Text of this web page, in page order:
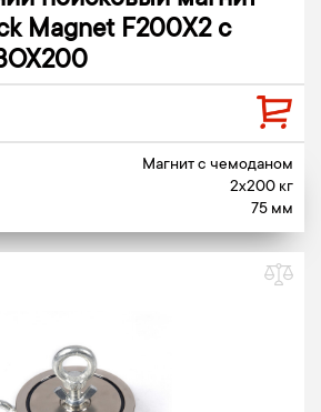
Magnet F200X2 c
Магнит c чемоданом
2x200 кг
75 мм